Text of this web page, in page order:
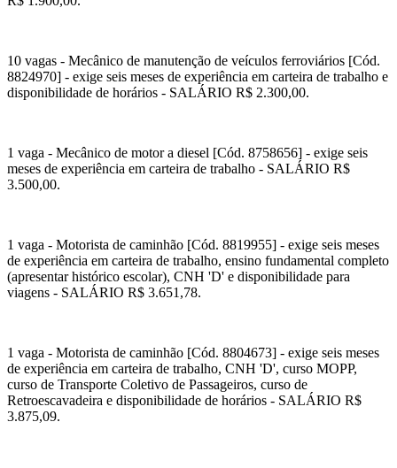
10 vagas - Mecânico de manutenção de veículos ferroviários [Cód.
8824970] - exige seis meses de experiência em carteira de trabalho e
disponibilidade de horários - SALÁRIO R$ 2.300,00.
1 vaga - Mecânico de motor a diesel [Cód. 8758656] - exige seis
meses de experiência em carteira de trabalho - SALÁRIO R$
3.500,00.
1 vaga - Motorista de caminhão [Cód. 8819955] - exige seis meses
de experiência em carteira de trabalho, ensino fundamental completo
(apresentar histórico escolar), CNH 'D' e disponibilidade para
viagens - SALÁRIO R$ 3.651,78.
1 vaga - Motorista de caminhão [Cód. 8804673] - exige seis meses
de experiência em carteira de trabalho, CNH 'D', curso MOPP,
curso de Transporte Coletivo de Passageiros, curso de
Retroescavadeira e disponibilidade de horários - SALÁRIO R$
3.875,09.